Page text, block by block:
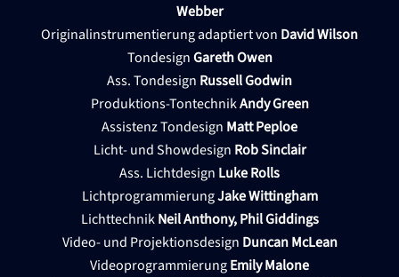
Webber
Originalinstrumentierung adaptiert von David Wilson
TondesignGareth Owen
Ass. Tondesign Russell Godwin
Produktions-TontechnikAndy Green
Assistenz Tondesign Matt Peploe
Licht- und Showdesign Rob Sinclair
Ass. Lichtdesign Luke Rolls
LichtprogrammierungJake Wittingham
LichttechnikNeil Anthony, Phil Giddings
Video- und Projektionsdesign Duncan McLean
VideoprogrammierungEmily Malone